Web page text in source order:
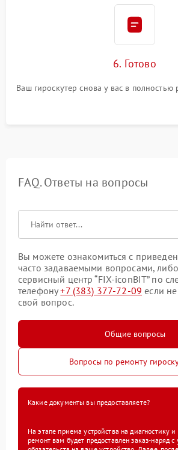
6. Готово
Ваш гироскутер снова у вас в полностью
FAQ. Ответы на вопросы
Вы можете ознакомиться с
часто задаваемыми вопросами,
сервисный центр “FIX-iconBIT” по
телефону+7 (383) 377-72-09 если
свой вопрос.
Общие вопросы
Вопросы по ремонту
Какие документы вы предоставляете?
На этапе приема устройства на диагностику
ремонт вам будет предоставлен заказ-наряд